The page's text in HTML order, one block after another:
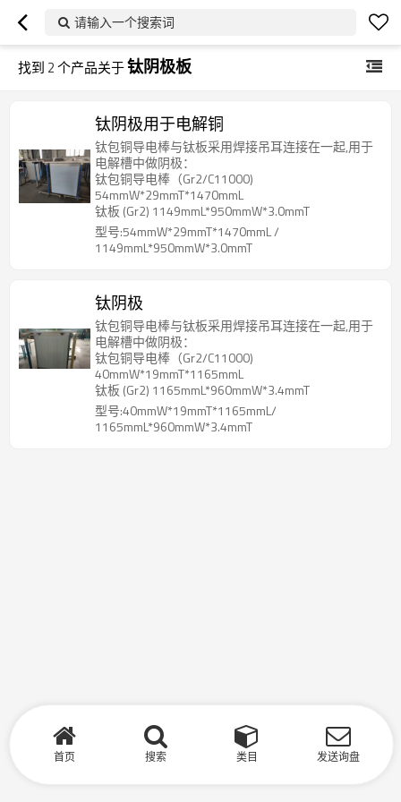
请输入一个搜索词
找到 2个产品关于钛阴极板
钛阴极用于电解铜
钛包铜导电棒与钛板采用焊接吊耳连接在一起,用于
电解槽中做阴极：
钛包铜导电棒（Gr2/C11000)
54mmW*29mmT*1470mmL
钛板 (Gr2) 1149mmL*950mmW*3.0mmT
型号:54mmW*29mmT*1470mmL /
1149mmL*950mmW*3.0mmT
钛阴极
钛包铜导电棒与钛板采用焊接吊耳连接在一起,用于
电解槽中做阴极：
钛包铜导电棒（Gr2/C11000)
40mmW*19mmT*1165mmL
钛板 (Gr2) 1165mmL*960mmW*3.4mmT
型号:40mmW*19mmT*1165mmL/
1165mmL*960mmW*3.4mmT
首页 搜索 类目 发送询盘